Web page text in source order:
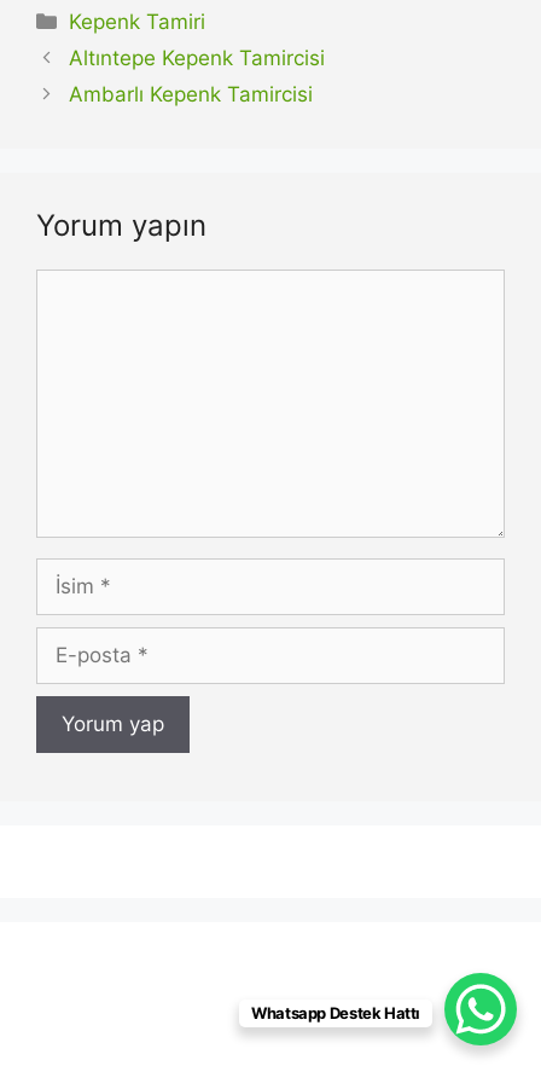
Kategoriler
Kepenk Tamiri
Altıntepe Kepenk Tamircisi
Ambarlı Kepenk Tamircisi
Yorum yapın
İsim
posta
Whatsapp Destek Hattı